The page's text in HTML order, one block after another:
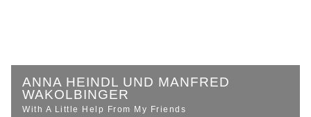
ANNA HEINDL UND MANFRED
WAKOLBINGER
With A Little Help From My Friends